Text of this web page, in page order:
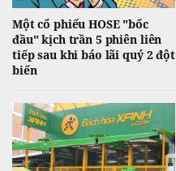
Một cổ phiếu HOSE "bốc
đầu" kịch trần 5 phiên liên
tiếp sau khi báo lãi quý 2 đột
biến